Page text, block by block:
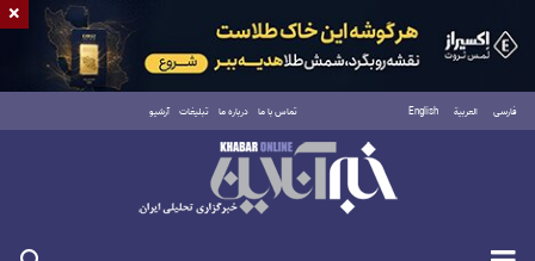
فارسی العربية English تماس با ما درباره ما تبلیغات آرشیو
پنجشنبه ۱۵ مرداد ۱۴۰۵
×